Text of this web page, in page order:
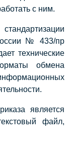
с ним.
№ 433/пр
технические
обмена
является
файл,